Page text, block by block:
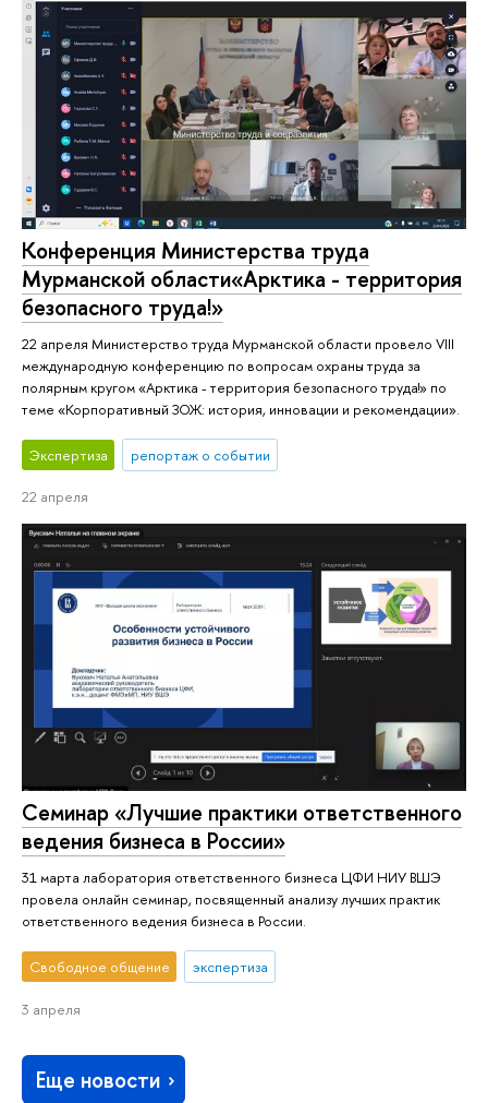
Конференция Министерства труда
Мурманской области«Арктика - территория
безопасного труда!»
22 апреля Министерство труда Мурманской области провело VIII
международную конференцию по вопросам охраны труда за
полярным кругом «Арктика - территория безопасного труда!» по
теме «Корпоративный ЗОЖ: история, инновации и рекомендации».
Экспертиза репортаж о событии
22 апреля
Семинар «Лучшие практики ответственного
ведения бизнеса в России»
31 марта лаборатория ответственного бизнеса ЦФИ НИУ ВШЭ
провела онлайн семинар, посвященный анализу лучших практик
ответственного ведения бизнеса в России.
Свободное общение экспертиза
3 апреля
Еще новости